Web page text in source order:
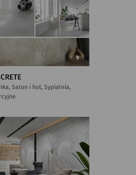
Salon i hol, Sypialnia,